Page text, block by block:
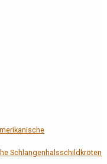
Schlangenhalsschildkröten